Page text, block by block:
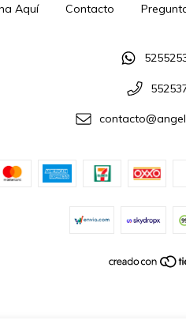
Aquí Contacto